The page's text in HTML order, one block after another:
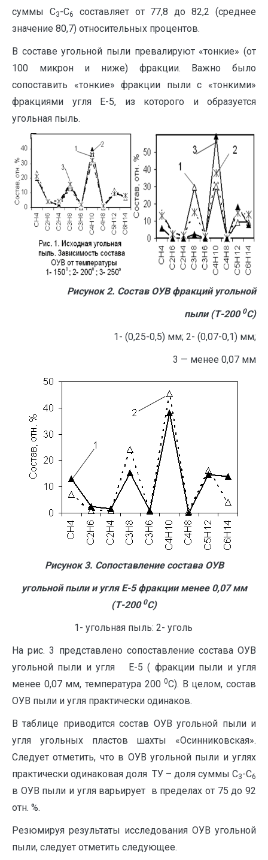
суммы С3-С6
составляет от 77,8 до 82,2 (среднее
значение 80,7) относительных процентов.
В составе угольной пыли превалируют «тонкие» (от
100 микрон и ниже) фракции. Важно было
сопоставить «тонкие» фракции пыли с «тонкими»
фракциями угля Е-5, из которого и образуется
угольная пыль.
Рисунок 2. Состав ОУВ фракций угольной
пыли (Т-200 0С)
1- (0,25-0,5) мм; 2- (0,07-0,1) мм;
3 — менее 0,07 мм
Рисунок 3. Сопоставление состава ОУВ
угольной пыли и угля Е-5 фракции менее 0,07 мм
(Т-200 0С)
1- угольная пыль: 2- уголь
На рис. 3 представлено сопоставление состава ОУВ
угольной пыли и угля Е-5 ( фракции пыли и угля
менее 0,07 мм, температура 2000С). В целом, состав
ОУВ пыли и угля практически одинаков.
В таблице приводится состав ОУВ угольной пыли и
угля угольных пластов шахты «Осинниковская».
Следует отметить, что в ОУВ угольной пыли и углях
практически одинаковая доля ТУ – доля суммы С3-С6
в ОУВ пыли и угля варьирует в пределах от 75 до 92
отн. %.
Резюмируя результаты исследования ОУВ угольной
пыли, следует отметить следующее.